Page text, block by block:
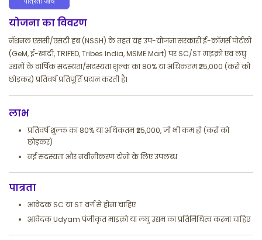
योजना का विवरण
नॅशनल एससी/एसटी हब (NSSH) के तहत यह उप-योजना सरकारी ई-कॉमर्स पोर्टलों
(GeM, ई-खादी, TRIFED, Tribes India, MSME Mart) पर SC/ST माइक्रो एवं लघु
उद्यमों के वार्षिक सदस्यता/सदस्यता शुल्क का 80% या अधिकतम ₹25,000 (करों को
छोड़कर) प्रतिवर्ष प्रतिपूर्ति प्रदान करती है।
लाभ
प्रतिवर्ष शुल्क का 80% या अधिकतम ₹25,000, जो भी कम हो (करों को
छोड़कर)
नई सदस्यता और नवीनीकरण दोनों के लिए उपलब्ध
पात्रता
आवेदक SC या ST वर्ग से होना चाहिए
आवेदक Udyam पंजीकृत माइक्रो या लघु उद्यम का प्रतिनिधित्व करना चाहिए